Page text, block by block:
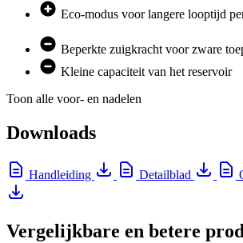
Eco-modus voor langere looptijd
Beperkte zuigkracht voor zware
Kleine capaciteit van het reservoir
Toon alle voor- en nadelen
Downloads
Handleiding Detailblad
Vergelijkbare en betere